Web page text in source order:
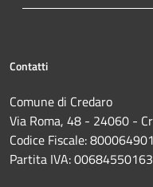
Contatti
Comune di Credaro
Via Roma, 48 - 24060 -
Codice Fiscale:
Partita IVA: 00684550163